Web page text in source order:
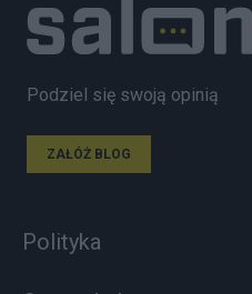
Podziel się swoją opinią
ZAŁÓŻ BLOG
Polityka